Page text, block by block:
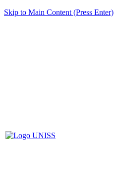
Skip to Main Content (Press Enter)